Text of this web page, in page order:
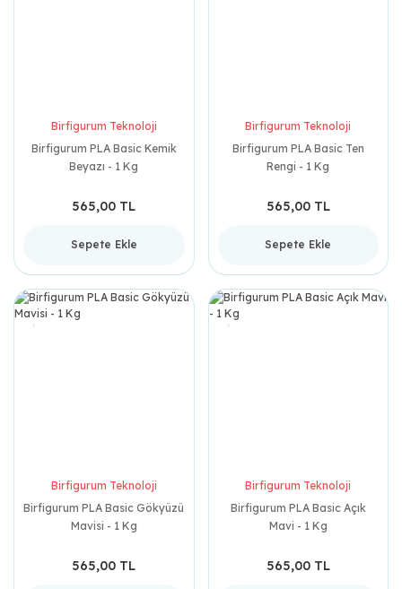
Birfigurum Teknoloji
Birfigurum PLA Basic Kemik
Beyazı - 1 Kg
565,00 TL
Sepete Ekle
Birfigurum Teknoloji
Birfigurum PLA Basic Ten
Rengi - 1 Kg
565,00 TL
Sepete Ekle
Birfigurum Teknoloji
Birfigurum PLA Basic Gökyüzü
Mavisi - 1 Kg
565,00 TL
Birfigurum Teknoloji
Birfigurum PLA Basic Açık
Mavi - 1 Kg
565,00 TL